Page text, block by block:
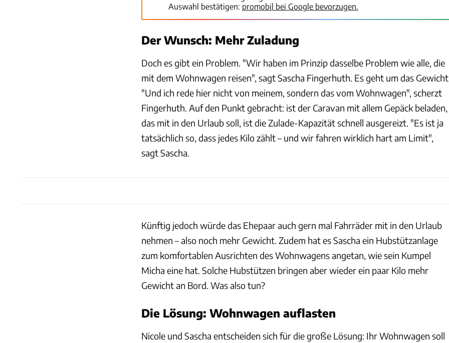
Auswahl bestätigen: promobil bei Google bevorzugen.
Der Wunsch: Mehr Zuladung
Doch es gibt ein Problem. "Wir haben im Prinzip dasselbe Problem wie alle, die
mit dem Wohnwagen reisen", sagt Sascha Fingerhuth. Es geht um das
"Und ich rede hier nicht von meinem, sondern das vom Wohnwagen", scherzt
Fingerhuth. Auf den Punkt gebracht: ist der Caravan mit allem Gepäck beladen,
das mit in den Urlaub soll, ist die Zulade-Kapazität schnell ausgereizt. "Es ist ja
tatsächlich so, dass jedes Kilo zählt – und wir fahren wirklich hart am Limit",
sagt Sascha.
Künftig jedoch würde das Ehepaar auch gern mal Fahrräder mit in den Urlaub
nehmen – also noch mehr Gewicht. Zudem hat es Sascha ein Hubstützanlage
zum komfortablen Ausrichten des Wohnwagens angetan, wie sein Kumpel
Micha eine hat. Solche Hubstützen bringen aber wieder ein paar Kilo mehr
Gewicht an Bord. Was also tun?
Die Lösung: Wohnwagen auflasten
Nicole und Sascha entscheiden sich für die große Lösung: Ihr Wohnwagen soll